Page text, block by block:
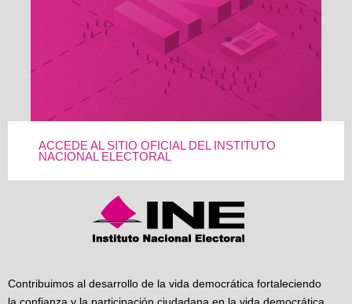
ACCEDE AL SITIO OFICIAL DEL INSTITUTO
NACIONAL ELECTORAL
Contribuimos al desarrollo de la vida democrática fortaleciendo